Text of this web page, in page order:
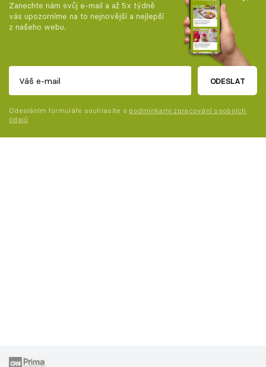
Zanechte nám svůj e-mail a až 5x týdně
vás upozorníme na to nejnovější a nejlepší
z našeho webu.
ODESLAT
Odesláním formuláře souhlasíte s podmínkami zpracování osobních
údajů